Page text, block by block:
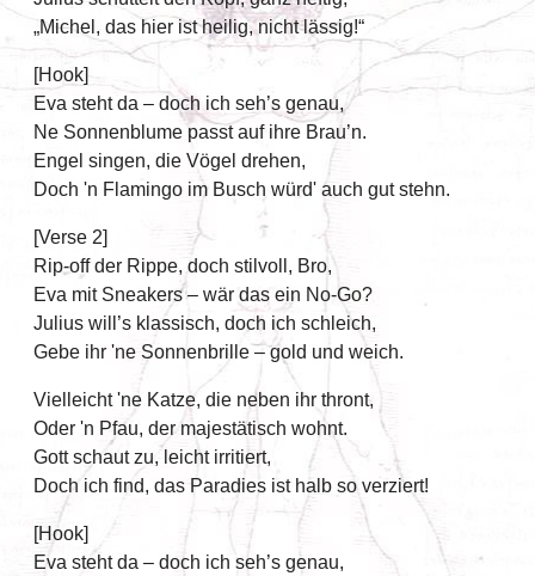
„Michel, das hier ist heilig, nicht lässig!“
[Hook]
Eva steht da – doch ich seh’s genau,
Ne Sonnenblume passt auf ihre Brau’n.
Engel singen, die Vögel drehen,
Doch 'n Flamingo im Busch würd' auch gut stehn.
[Verse 2]
Rip-off der Rippe, doch stilvoll, Bro,
Eva mit Sneakers – wär das ein No-Go?
Julius will’s klassisch, doch ich schleich,
Gebe ihr 'ne Sonnenbrille – gold und weich.
Vielleicht 'ne Katze, die neben ihr thront,
Oder 'n Pfau, der majestätisch wohnt.
Gott schaut zu, leicht irritiert,
Doch ich find, das Paradies ist halb so verziert!
[Hook]
Eva steht da – doch ich seh’s genau,